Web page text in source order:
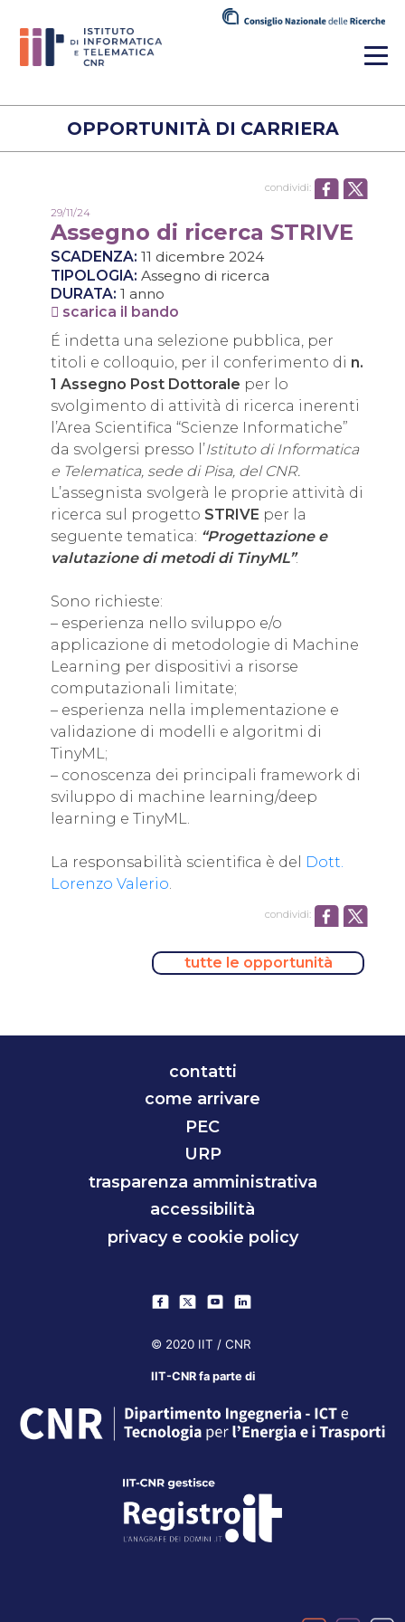
OPPORTUNITÀ DI CARRIERA
condividi:
29/11/24
Assegno di ricerca STRIVE
SCADENZA: 11 dicembre 2024
TIPOLOGIA: Assegno di ricerca
DURATA: 1 anno
scarica il bando
É indetta una selezione pubblica, per
titoli e colloquio, per il conferimento di n.
1 Assegno Post Dottorale per lo
svolgimento di attività di ricerca inerenti
l’Area Scientifica “Scienze Informatiche”
da svolgersi presso l’Istituto di Informatica
e Telematica, sede di Pisa, del CNR.
L’assegnista svolgerà le proprie attività di
ricerca sul progetto STRIVE per la
seguente tematica: “Progettazione e
valutazione di metodi di TinyML”.
Sono richieste:
– esperienza nello sviluppo e/o
applicazione di metodologie di Machine
Learning per dispositivi a risorse
computazionali limitate;
– esperienza nella implementazione e
validazione di modelli e algoritmi di
TinyML;
– conoscenza dei principali framework di
sviluppo di machine learning/deep
learning e TinyML.
La responsabilità scientifica è del
Dott.
Lorenzo Valerio.
condividi:
tutte le opportunità
contatti
come arrivare
PEC
URP
trasparenza amministrativa
accessibilità
privacy e cookie policy
© 2020 IIT / CNR
IIT-CNR fa parte di